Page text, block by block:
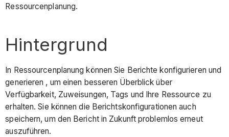
Ressourcenplanung.
Hintergrund
In Ressourcenplanung können Sie Berichte konfigurieren und
generieren , um einen besseren Überblick über
Verfügbarkeit, Zuweisungen, Tags und Ihre Ressource zu
erhalten. Sie können die Berichtskonfigurationen auch
speichern, um den Bericht in Zukunft problemlos erneut
auszuführen.